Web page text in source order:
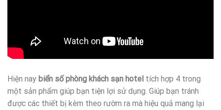
Hiện nay biển số phòng khách sạn hotel tích hợp 4 trong
một sản phẩm giúp bạn tiện lợi sử dụng. Giúp bạn tránh
được các thiết bị kèm theo rườm ra mà hiệu quả mang lại